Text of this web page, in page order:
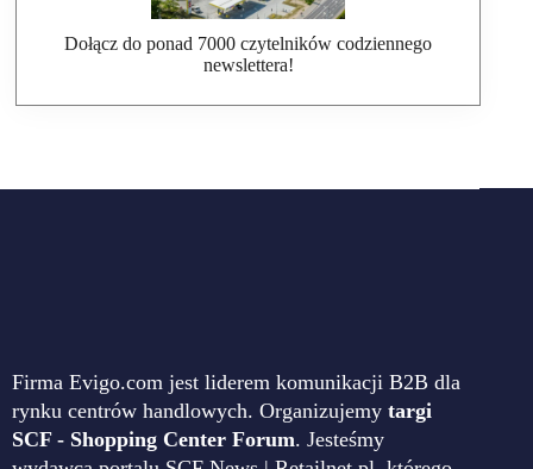
Dołącz do ponad 7000 czytelników codziennego
newslettera!
Firma Evigo.com jest liderem komunikacji B2B dla
rynku centrów handlowych. Organizujemy targi
SCF - Shopping Center Forum. Jesteśmy